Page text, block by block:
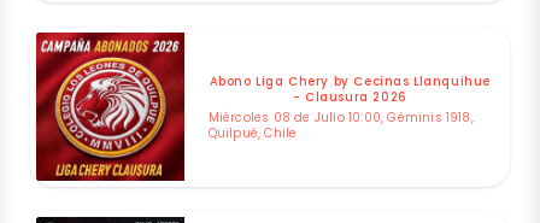
Abono Liga Chery by Cecinas Llanquihue
- Clausura 2026
Miércoles 08 de Julio 10:00, Géminis 1918,
Quilpué, Chile